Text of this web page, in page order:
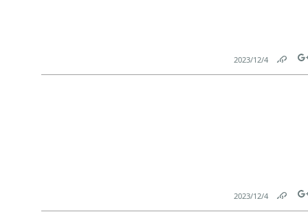
Link
4‏/12‏/2023
Link
4‏/12‏/2023